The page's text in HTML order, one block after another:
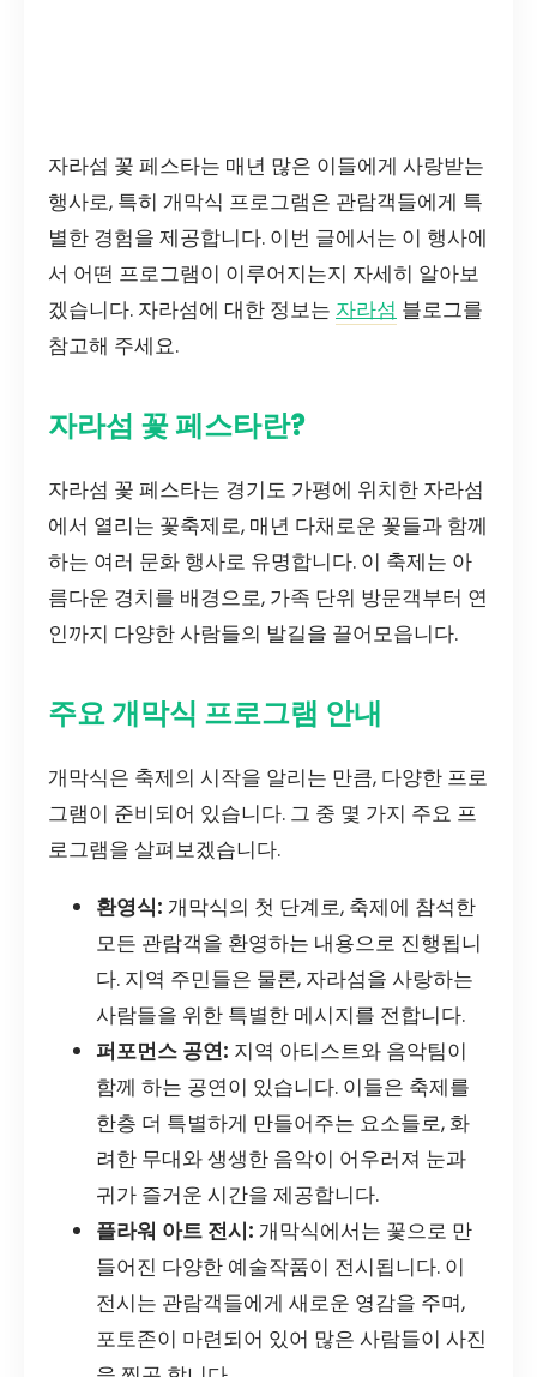
자라섬 꽃 페스타는 매년 많은 이들에게 사랑받는
행사로, 특히 개막식 프로그램은 관람객들에게 특
별한 경험을 제공합니다. 이번 글에서는 이 행사에
서 어떤 프로그램이 이루어지는지 자세히 알아보
겠습니다. 자라섬에 대한 정보는 자라섬 블로그를
참고해 주세요.
자라섬 꽃 페스타란?
자라섬 꽃 페스타는 경기도 가평에 위치한 자라섬
에서 열리는 꽃축제로, 매년 다채로운 꽃들과 함께
하는 여러 문화 행사로 유명합니다. 이 축제는 아
름다운 경치를 배경으로, 가족 단위 방문객부터 연
인까지 다양한 사람들의 발길을 끌어모읍니다.
주요 개막식 프로그램 안내
개막식은 축제의 시작을 알리는 만큼, 다양한 프로
그램이 준비되어 있습니다. 그 중 몇 가지 주요 프
로그램을 살펴보겠습니다.
환영식: 개막식의 첫 단계로, 축제에 참석한
모든 관람객을 환영하는 내용으로 진행됩니
다. 지역 주민들은 물론, 자라섬을 사랑하는
사람들을 위한 특별한 메시지를 전합니다.
퍼포먼스 공연: 지역 아티스트와 음악팀이
함께 하는 공연이 있습니다. 이들은 축제를
한층 더 특별하게 만들어주는 요소들로, 화
려한 무대와 생생한 음악이 어우러져 눈과
귀가 즐거운 시간을 제공합니다.
플라워 아트 전시: 개막식에서는 꽃으로 만
들어진 다양한 예술작품이 전시됩니다. 이
전시는 관람객들에게 새로운 영감을 주며,
포토존이 마련되어 있어 많은 사람들이 사진